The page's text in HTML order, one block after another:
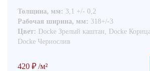
Толщина, мм: 3,1 +/- 0,2
Рабочая ширина, мм: 318+/-3
Цвет: Docke Зрелый каштан, Docke
Docke Чернослив
420 ₽ /м²